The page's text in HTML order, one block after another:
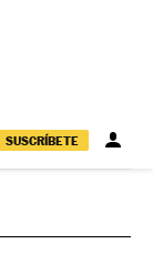
SUSCRÍBETE